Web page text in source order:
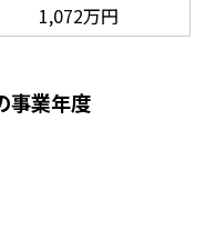
1,072万円
事業年度